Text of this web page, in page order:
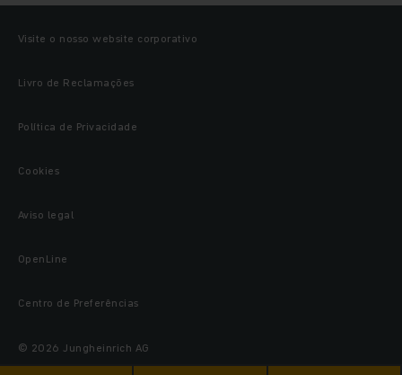
Visite o nosso website corporativo
Livro de Reclamações
Política de Privacidade
Cookies
Aviso legal
OpenLine
Centro de Preferências
© 2026 Jungheinrich AG